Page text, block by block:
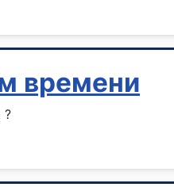
времени
?